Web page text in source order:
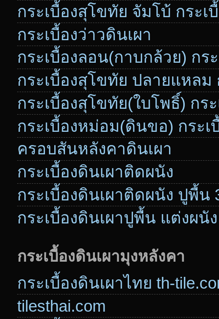
กระเบื้องสุโขทัย จัมโบ้ กระเ
กระเบื้องว่าวดินเผา
กระเบื้องลอน(กาบกล้วย) กร
กระเบื้องสุโขทัย ปลายแหลม
กระเบื้องสุโขทัย(ใบโพธิ์) กร
กระเบื้องหม่อม(ดินขอ) กระเ
ครอบสันหลังคาดินเผา
กระเบื้องดินเผาติดผนัง
กระเบื้องดินเผาติดผนัง ปูพื้น
กระเบื้องดินเผาปูพื้น แต่งผนัง
กระเบื้องดินเผามุงหลังคา
กระเบื้องดินเผาไทย th-
tilesthai.com